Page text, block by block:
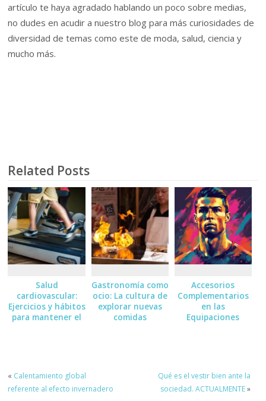
artículo te haya agradado hablando un poco sobre medias,
no dudes en acudir a nuestro blog para más curiosidades de
diversidad de temas como este de moda, salud, ciencia y
mucho más.
Related Posts
Salud
cardiovascular:
Ejercicios y hábitos
para mantener el
Gastronomía como
ocio: La cultura de
explorar nuevas
comidas
Accesorios
Complementarios
en las
Equipaciones
« Calentamiento global
referente al efecto invernadero
Qué es el vestir bien ante la
sociedad. ACTUALMENTE»